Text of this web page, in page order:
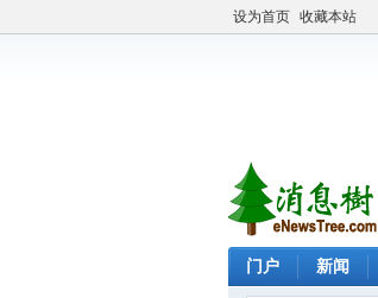
设为首页 收藏本站
门户 新闻